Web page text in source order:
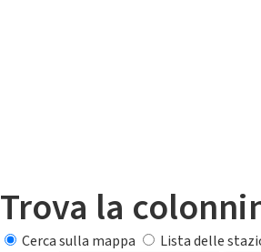
Trova la
Cerca sulla mappa
Lista delle